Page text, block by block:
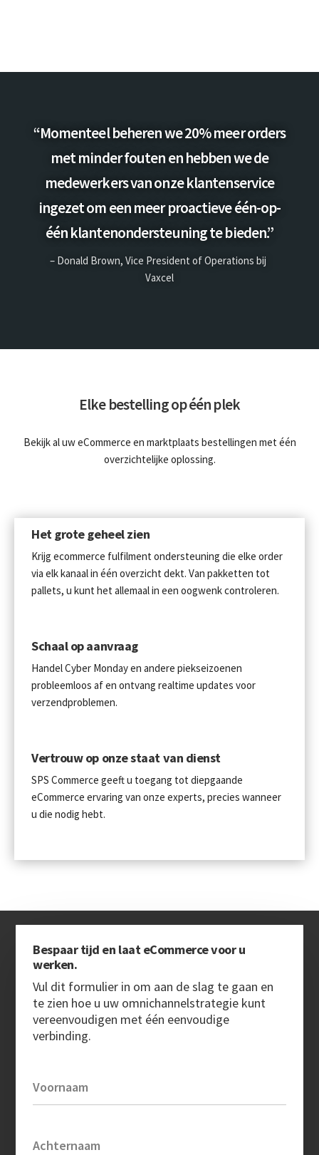
“Momenteel beheren we 20% meer orders
met minder fouten en hebben we de
medewerkers van onze klantenservice
ingezet om een meer proactieve één-op-
één klantenondersteuning te bieden.”
– Donald Brown, Vice President of Operations bij
Vaxcel
Elke bestelling op één plek
Bekijk al uw eCommerce en marktplaats bestellingen met één
overzichtelijke oplossing.
Het grote geheel zien
Krijg ecommerce fulfilment ondersteuning die elke order
via elk kanaal in één overzicht dekt. Van pakketten tot
pallets, u kunt het allemaal in een oogwenk controleren.
Schaal op aanvraag
Handel Cyber Monday en andere piekseizoenen
probleemloos af en ontvang realtime updates voor
verzendproblemen.
Vertrouw op onze staat van dienst
SPS Commerce geeft u toegang tot diepgaande
eCommerce ervaring van onze experts, precies wanneer
u die nodig hebt.
Bespaar tijd en laat eCommerce voor u
werken.
Vul dit formulier in om aan de slag te gaan en
te zien hoe u uw omnichannelstrategie kunt
vereenvoudigen met één eenvoudige
verbinding.
Voornaam
Achternaam